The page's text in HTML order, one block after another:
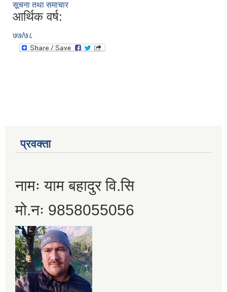
सूचना तथा समाचार
आर्थिक वर्ष:
७७/७८
प्रवक्ता
नामः याम बहादुर वि.सि
मो.नः 9858055056